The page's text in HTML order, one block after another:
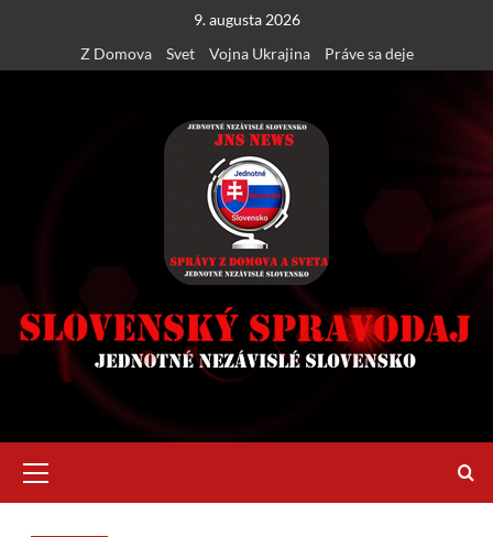
content
9. augusta 2026
Z Domova
Svet Vojna Ukrajina Práve sa deje
Menu